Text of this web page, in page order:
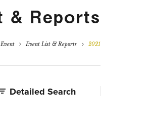
& Reports
Event Event List & Reports 2021
Detailed Search